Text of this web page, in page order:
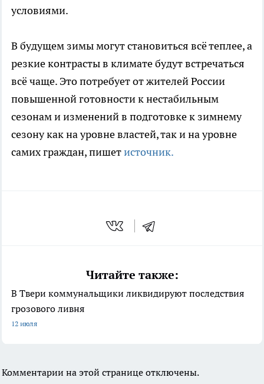
условиями.
В будущем зимы могут становиться всё теплее, а
резкие контрасты в климате будут встречаться
всё чаще. Это потребует от жителей России
повышенной готовности к нестабильным
сезонам и изменений в подготовке к зимнему
сезону как на уровне властей, так и на уровне
самих граждан, пишетисточник.
Читайте также:
В Твери коммунальщики ликвидируют последствия
грозового ливня
12 июля
Комментарии на этой странице отключены.